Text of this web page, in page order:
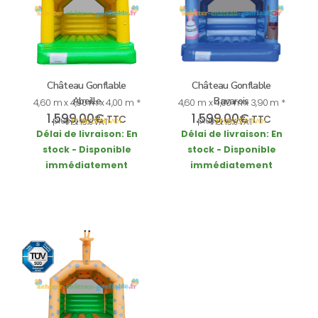
Château Gonflable
Abeille
4,60 m x 4,00 m x 4,00 m *
1.599,00€TTC
incl. 19% VAT
plusFrais d’envoi
Délai de livraison: En
stock - Disponible
immédiatement
Château Gonflable
Bavarois
4,60 m x 4,00 m x 3,90 m *
1.599,00€TTC
incl. 19% VAT
plusFrais d’envoi
Délai de livraison: En
stock - Disponible
immédiatement